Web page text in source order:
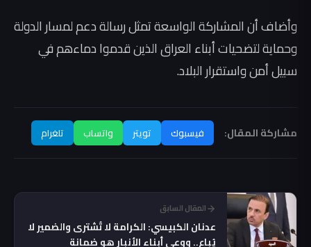
وأضاف أن المشاركة الواسعة تمثل رسالة دعم لمسار الدولة
وحماية لتضحيات أبناء العراق الذين قدموا دماءهم في
سبيل أمن واستقرار البلاد.
مشاركة المقال: فيسبوك تويتر واتساب تلغرام
المقال السابق
عدنان الكبيسي: الكرامة لا تُشترى والضمير لا
يُباع.. ووعي أبناء الأنبار هو ضمانة